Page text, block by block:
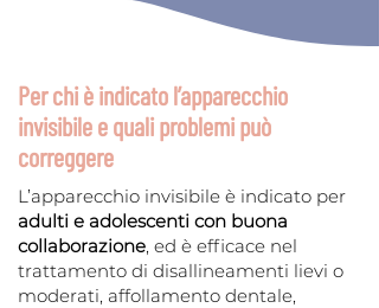
Per chi è indicato l’apparecchio
invisibile e quali problemi può
correggere
L’apparecchio invisibile è indicato per
adulti e adolescenti con buona
collaborazione, ed è efficace nel
trattamento di disallineamenti lievi o
moderati, affollamento dentale,